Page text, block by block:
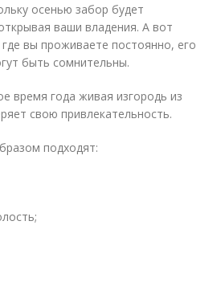
осенью забор будет
ваши владения. А вот
вы проживаете постоянно, его
быть сомнительны.
года живая изгородь из
свою привлекательность.
подходят: